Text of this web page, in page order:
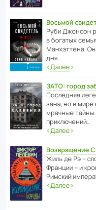
Восьмой
Руби Джонсон
в богатых
Манх­эт­тена.
дня…
‹Далее›
ЗАТО: город
После­дняя
зана, но в
мрачные тайны.
приключений…
‹Далее›
Возвращение
Жиль де Рэ –
Франции – и
Римский
‹Далее›